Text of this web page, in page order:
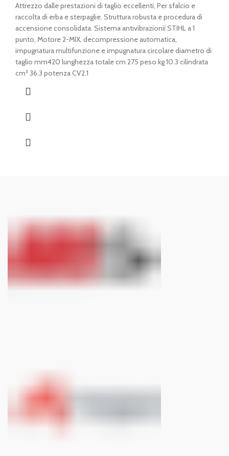
prezzo
originale
era:
€ 635,00.
prezzo
attuale
è:
€ 539,00.
Attrezzo dalle prestazioni di taglio eccellenti, Per sfalcio e
raccolta di erba e sterpaglie. Struttura robusta e procedura di
accensione consolidata. Sistema antivibrazioniì STIHL a 1
punto, Motore 2-MIX, decompressione automatica,
impugnatura multifunzione e impugnatura circolare diametro di
taglio mm420 lunghezza totale cm 275 peso kg 10.3 cilindrata
cm³ 36.3 potenza CV2.1